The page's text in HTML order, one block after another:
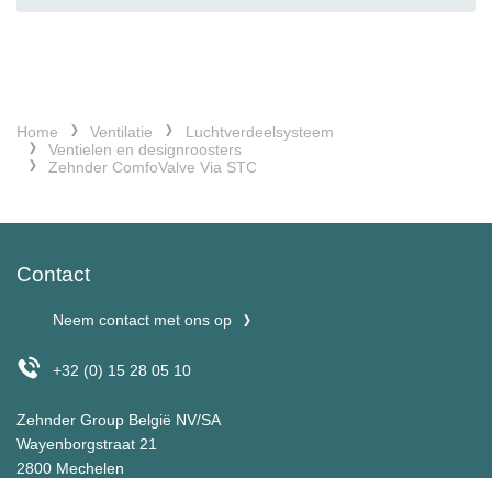
Home Ventilatie
Luchtverdeelsysteem
Ventielen en designroosters
Zehnder ComfoValve Via STC
Contact
Neem contact met ons op
+32 (0) 15 28 05 10
Zehnder Group België NV/SA
Wayenborgstraat 21
2800 Mechelen